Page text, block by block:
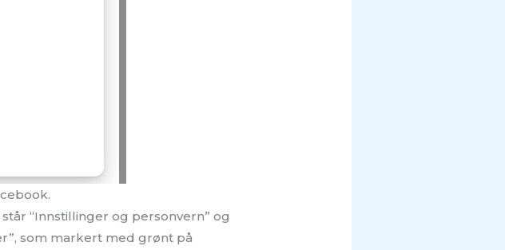
“Innstillinger og personvern” og
som markert med grønt på